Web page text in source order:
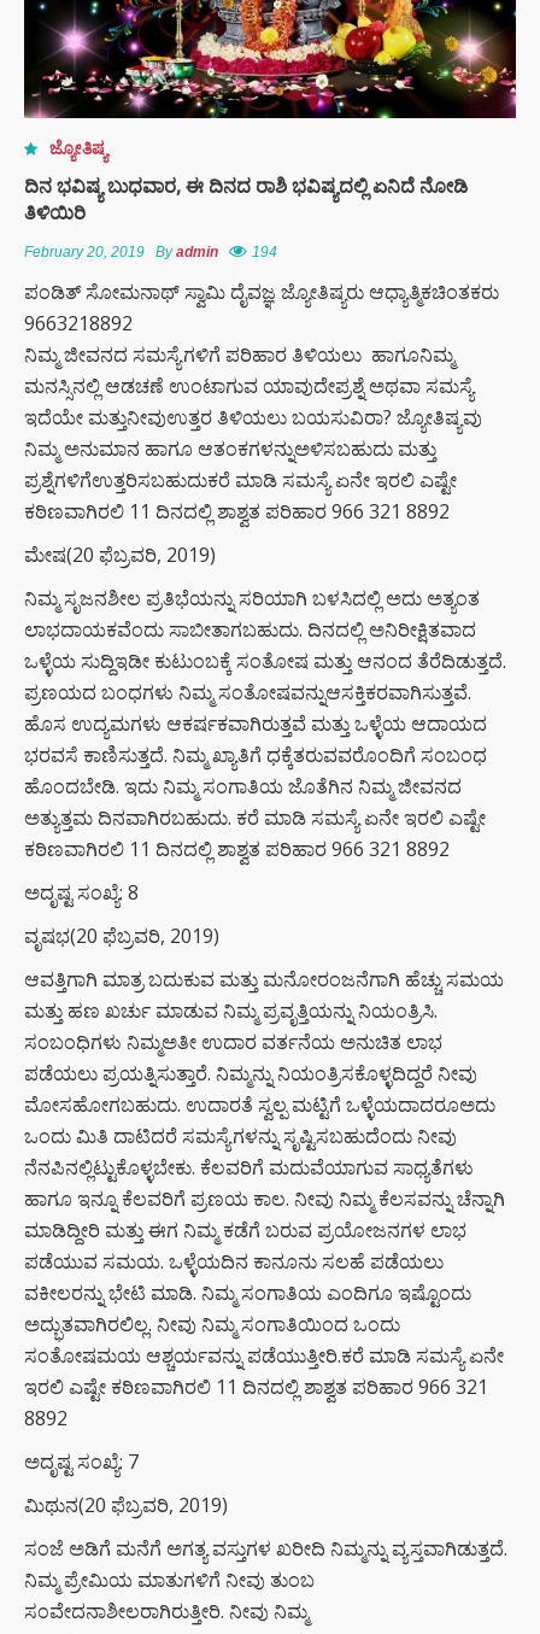
ಜ್ಯೋತಿಷ್ಯ
ದಿನ ಭವಿಷ್ಯ ಬುಧವಾರ, ಈ ದಿನದ ರಾಶಿ ಭವಿಷ್ಯದಲ್ಲಿ ಏನಿದೆ ನೋಡಿ
ತಿಳಿಯಿರಿ
February 20, 2019 Byadmin 194
ಪಂಡಿತ್ ಸೋಮನಾಥ್ ಸ್ವಾಮಿ ದೈವಜ್ಞ ಜ್ಯೋತಿಷ್ಯರು ಆಧ್ಯಾತ್ಮಿಕಚಿಂತಕರು
9663218892
ನಿಮ್ಮ ಜೀವನದ ಸಮಸ್ಯೆಗಳಿಗೆ ಪರಿಹಾರ ತಿಳಿಯಲು ಹಾಗೂನಿಮ್ಮ
ಮನಸ್ಸಿನಲ್ಲಿ ಆಡಚಣೆ ಉಂಟಾಗುವ ಯಾವುದೇಪ್ರಶ್ನೆ ಅಥವಾ ಸಮಸ್ಯೆ
ಇದೆಯೇ ಮತ್ತುನೀವುಉತ್ತರ ತಿಳಿಯಲು ಬಯಸುವಿರಾ? ಜ್ಯೋತಿಷ್ಯವು
ನಿಮ್ಮ ಅನುಮಾನ ಹಾಗೂ ಆತಂಕಗಳನ್ನುಅಳಿಸಬಹುದು ಮತ್ತು
ಪ್ರಶ್ನೆಗಳಿಗೆಉತ್ತರಿಸಬಹುದುಕರೆ ಮಾಡಿ ಸಮಸ್ಯೆ ಏನೇ ಇರಲಿ ಎಷ್ಟೇ
ಕಠಿಣವಾಗಿರಲಿ 11 ದಿನದಲ್ಲಿ ಶಾಶ್ವತ ಪರಿಹಾರ 966 321 8892
ಮೇಷ(20 ಫೆಬ್ರವರಿ, 2019)
ನಿಮ್ಮ ಸೃಜನಶೀಲ ಪ್ರತಿಭೆಯನ್ನು ಸರಿಯಾಗಿ ಬಳಸಿದಲ್ಲಿ ಅದು ಅತ್ಯಂತ
ಲಾಭದಾಯಕವೆಂದು ಸಾಬೀತಾಗಬಹುದು. ದಿನದಲ್ಲಿ ಅನಿರೀಕ್ಷಿತವಾದ
ಒಳ್ಳೆಯ ಸುದ್ದಿಇಡೀ ಕುಟುಂಬಕ್ಕೆ ಸಂತೋಷ ಮತ್ತು ಆನಂದ ತೆರೆದಿಡುತ್ತದೆ.
ಪ್ರಣಯದ ಬಂಧಗಳು ನಿಮ್ಮ ಸಂತೋಷವನ್ನುಆಸಕ್ತಿಕರವಾಗಿಸುತ್ತವೆ.
ಹೊಸ ಉದ್ಯಮಗಳು ಆಕರ್ಷಕವಾಗಿರುತ್ತವೆ ಮತ್ತು ಒಳ್ಳೆಯ ಆದಾಯದ
ಭರವಸೆ ಕಾಣಿಸುತ್ತದೆ. ನಿಮ್ಮ ಖ್ಯಾತಿಗೆ ಧಕ್ಕೆತರುವವರೊಂದಿಗೆ ಸಂಬಂಧ
ಹೊಂದಬೇಡಿ. ಇದು ನಿಮ್ಮ ಸಂಗಾತಿಯ ಜೊತೆಗಿನ ನಿಮ್ಮ ಜೀವನದ
ಅತ್ಯುತ್ತಮ ದಿನವಾಗಿರಬಹುದು. ಕರೆ ಮಾಡಿ ಸಮಸ್ಯೆ ಏನೇ ಇರಲಿ ಎಷ್ಟೇ
ಕಠಿಣವಾಗಿರಲಿ 11 ದಿನದಲ್ಲಿ ಶಾಶ್ವತ ಪರಿಹಾರ 966 321 8892
ಅದೃಷ್ಟ ಸಂಖ್ಯೆ: 8
ವೃಷಭ(20 ಫೆಬ್ರವರಿ, 2019)
ಆವತ್ತಿಗಾಗಿ ಮಾತ್ರ ಬದುಕುವ ಮತ್ತು ಮನೋರಂಜನೆಗಾಗಿ ಹೆಚ್ಚು ಸಮಯ
ಮತ್ತು ಹಣ ಖರ್ಚು ಮಾಡುವ ನಿಮ್ಮ ಪ್ರವೃತ್ತಿಯನ್ನು ನಿಯಂತ್ರಿಸಿ.
ಸಂಬಂಧಿಗಳು ನಿಮ್ಮಅತೀ ಉದಾರ ವರ್ತನೆಯ ಅನುಚಿತ ಲಾಭ
ಪಡೆಯಲು ಪ್ರಯತ್ನಿಸುತ್ತಾರೆ. ನಿಮ್ಮನ್ನು ನಿಯಂತ್ರಿಸಕೊಳ್ಳದಿದ್ದರೆ ನೀವು
ಮೋಸಹೋಗಬಹುದು. ಉದಾರತೆ ಸ್ವಲ್ಪ ಮಟ್ಟಿಗೆ ಒಳ್ಳೆಯದಾದರೂಅದು
ಒಂದು ಮಿತಿ ದಾಟಿದರೆ ಸಮಸ್ಯೆಗಳನ್ನು ಸೃಷ್ಟಿಸಬಹುದೆಂದು ನೀವು
ನೆನಪಿನಲ್ಲಿಟ್ಟುಕೊಳ್ಳಬೇಕು. ಕೆಲವರಿಗೆ ಮದುವೆಯಾಗುವ ಸಾಧ್ಯತೆಗಳು
ಹಾಗೂ ಇನ್ನೂ ಕೆಲವರಿಗೆ ಪ್ರಣಯ ಕಾಲ. ನೀವು ನಿಮ್ಮ ಕೆಲಸವನ್ನು ಚೆನ್ನಾಗಿ
ಮಾಡಿದ್ದೀರಿ ಮತ್ತು ಈಗ ನಿಮ್ಮ ಕಡೆಗೆ ಬರುವ ಪ್ರಯೋಜನಗಳ ಲಾಭ
ಪಡೆಯುವ ಸಮಯ. ಒಳ್ಳೆಯದಿನ ಕಾನೂನು ಸಲಹೆ ಪಡೆಯಲು
ವಕೀಲರನ್ನು ಭೇಟಿ ಮಾಡಿ. ನಿಮ್ಮ ಸಂಗಾತಿಯ ಎಂದಿಗೂ ಇಷ್ಟೊಂದು
ಅದ್ಭುತವಾಗಿರಲಿಲ್ಲ. ನೀವು ನಿಮ್ಮ ಸಂಗಾತಿಯಿಂದ ಒಂದು
ಸಂತೋಷಮಯ ಆಶ್ಚರ್ಯವನ್ನು ಪಡೆಯುತ್ತೀರಿ.ಕರೆ ಮಾಡಿ ಸಮಸ್ಯೆ ಏನೇ
ಇರಲಿ ಎಷ್ಟೇ ಕಠಿಣವಾಗಿರಲಿ 11 ದಿನದಲ್ಲಿ ಶಾಶ್ವತ ಪರಿಹಾರ 966 321
8892
ಅದೃಷ್ಟ ಸಂಖ್ಯೆ: 7
ಮಿಥುನ(20 ಫೆಬ್ರವರಿ, 2019)
ಸಂಜೆ ಅಡಿಗೆ ಮನೆಗೆ ಅಗತ್ಯ ವಸ್ತುಗಳ ಖರೀದಿ ನಿಮ್ಮನ್ನು ವ್ಯಸ್ತವಾಗಿಡುತ್ತದೆ.
ನಿಮ್ಮ ಪ್ರೇಮಿಯ ಮಾತುಗಳಿಗೆ ನೀವು ತುಂಬ
ಸಂವೇದನಾಶೀಲರಾಗಿರುತ್ತೀರಿ. ನೀವು ನಿಮ್ಮ